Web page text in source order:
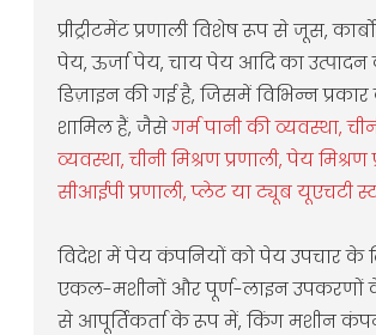
प्रीट्रीटमेंट प्रणाली विशेष रूप से जूस,
पेय, ऊर्जा पेय, चाय पेय आदि का
डिज़ाइन की गई है, जिसमें विभिन्न
शामिल हैं, जैसेगर्म पानी की व्यवस्था,
व्यवस्था, चीनी मिश्रण प्रणाली, पेय मिश्रण
सीआईपी प्रणाली, प्लेट या ट्यूब यूएचटी
विदेश में पेय कंपनियों को पेय उपचार के
एकल-मशीनों और पूर्ण-लाइन
से आपूर्तिकर्ता के रूप में, किंग मशीन